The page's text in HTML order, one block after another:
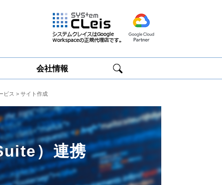
Google
Workspace研修
サービス
Workspace運用
サポート
会社情報
ビス > サイト作成
）連携